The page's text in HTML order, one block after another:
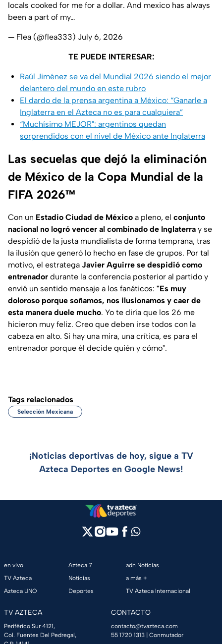
locals cooked for me for a dollar. And mexico has always
been a part of my…
— Flea (@flea333) July 6, 2026
TE PUEDE INTERESAR:
Raúl Jiménez se va del Mundial 2026 siendo el mejor
delantero del mundo en este rubro
El dardo de la prensa argentina a México: “Ganarle a
Inglaterra en el Azteca no es para cualquiera”
“Muchísimo MEJOR": argentinos quedan
sorprendidos con el nivel de México ante Inglaterra
Las secuelas que dejó la eliminación
de México de la Copa Mundial de la
FIFA 2026™
Con un Estadio Ciudad de México a pleno, el conjunto
nacional no logró vencer al combinado de Inglaterra y se
despidió de la justa mundialista de forma temprana, tras
la ilusión que generó lo hecho en fase de grupos. Por tal
motivo, el estratega Javier Aguirre se despidió como
entrenador durante la conferencia posterior al partido y
envió un sentido mensaje a los fanáticos: "Es muy
doloroso porque soñamos, nos ilusionamos y caer de
esta manera duele mucho. Yo te diría que los 26 me
hicieron muy feliz. Creo que deben irse todos con la
cabeza en alto. Si hay una mira, una crítica, es para el
entrenador porque él decide quién y cómo".
Tags relacionados
Selección Mexicana
¡Noticias deportivas de hoy, sigue a TV
Azteca Deportes en Google News!
en vivo
TV Azteca
Azteca UNO
Azteca 7
Noticias
Deportes
adn Noticias
a más +
TV Azteca Internacional
TV AZTECA
Periférico Sur 4121,
Col. Fuentes Del Pedregal,
CONTACTO
contacto@tvazteca.com
55 1720 1313 | Conmutador